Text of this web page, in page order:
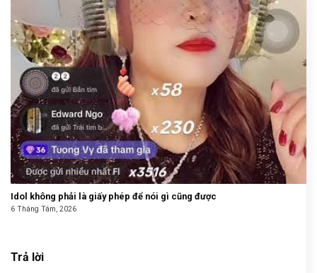
Idol không phải là giấy phép để nói gì cũng được
6 Tháng Tám, 2026
Trả lời